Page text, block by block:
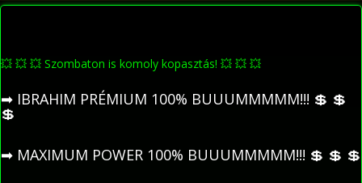
💥 💥 💥 Szombaton is komoly kopasztás! 💥 💥 💥
➡ IBRAHIM PRÉMIUM 100% BUUUMMMMM!!! 💲 💲
💲
➡ MAXIMUM POWER 100% BUUUMMMMM!!! 💲 💲 💲